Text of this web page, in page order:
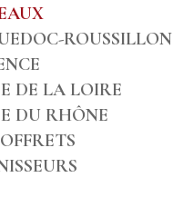
ROUSSILLON
DE LA LOIRE
DU RHÔNE